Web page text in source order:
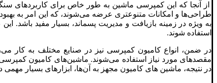
از آنجا که این کمپرسی ماشین به طور خاص برای کاربردهای
طراحی‌ها و امکانات متنوعتری عرضه می‌شوند، که این امر به
به ویژه در زمینه بازیافت و مدیریت پسماند، بسیار مفید باشد.
استفاده شوند.
در ضمن، انواع کامیون کمپرسی نیز در صنایع مختلف به کار
مقصدهای مورد نیاز استفاده می‌شوند. ماشین‌های کامیون کمپرسی
در نتیجه، ماشین ‌های کامیون‌ مجهز به آن‌ها، ابزارهای بسیار